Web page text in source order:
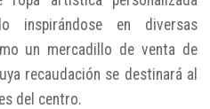
inspirándose en diversas
un mercadillo de venta de
recaudación se destinará al
del centro.